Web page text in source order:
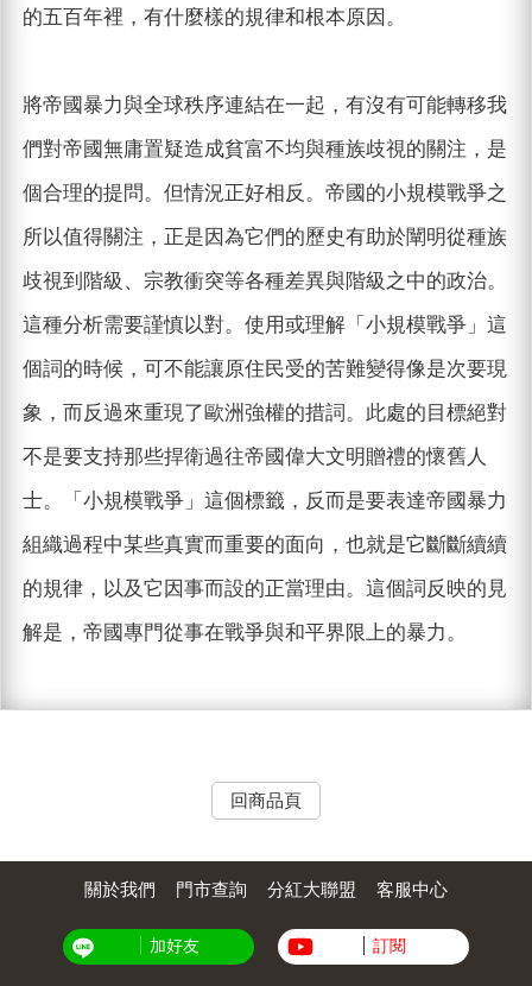
的五百年裡，有什麼樣的規律和根本原因。
將帝國暴力與全球秩序連結在一起，有沒有可能轉移我
們對帝國無庸置疑造成貧富不均與種族歧視的關注，是
個合理的提問。但情況正好相反。帝國的小規模戰爭之
所以值得關注，正是因為它們的歷史有助於闡明從種族
歧視到階級、宗教衝突等各種差異與階級之中的政治。
這種分析需要謹慎以對。使用或理解「小規模戰爭」這
個詞的時候，可不能讓原住民受的苦難變得像是次要現
象，而反過來重現了歐洲強權的措詞。此處的目標絕對
不是要支持那些捍衛過往帝國偉大文明贈禮的懷舊人
士。「小規模戰爭」這個標籤，反而是要表達帝國暴力
組織過程中某些真實而重要的面向，也就是它斷斷續續
的規律，以及它因事而設的正當理由。這個詞反映的見
解是，帝國專門從事在戰爭與和平界限上的暴力。
回商品頁
關於我們 門市查詢 分紅大聯盟 客服中心
加好友 訂閱